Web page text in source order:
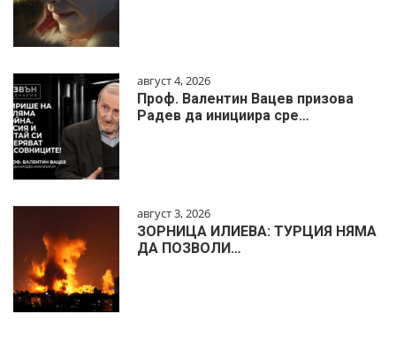
август 4, 2026
Проф. Валентин Вацев призова
Радев да инициира сре…
август 3, 2026
ЗОРНИЦА ИЛИЕВА: ТУРЦИЯ НЯМА
ДА ПОЗВОЛИ…